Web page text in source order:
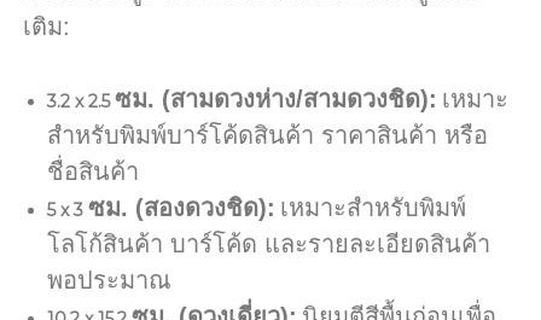
เติม:
3.2 x 2.5ซม. (สามดวงห่าง/สามดวงชิด): เหมาะ
สำหรับพิมพ์บาร์โค้ดสินค้า ราคาสินค้า หรือ
ชื่อสินค้า
5 x 3 ซม. (สองดวงชิด): เหมาะสำหรับพิมพ์
โลโก้สินค้า บาร์โค้ด และรายละเอียดสินค้า
พอประมาณ